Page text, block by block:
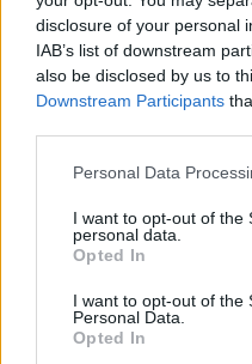
disclosure of your personal
IAB’s list of downstream
also be disclosed by us to
Downstream Participants
Personal Data
I want to opt-out of the
personal data.
Opted In
I want to opt-out of the
Personal Data.
Opted In
Thema: Stammtisch für
lisbeth61
Freiherr des Forums
,
Beiträge: 776
Admiral des Forums
Quark0815
Kahlestra